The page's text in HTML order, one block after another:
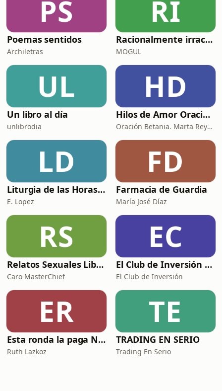
PS
Poemas sentidos
Archiletras
RI
Racionalmente irracional
MOGUL
UL
Un libro al día
unlibrodia
HD
Hilos de Amor Oraciones que sanan el alma. Encuentros íntimos con Dios.
Oración Betania. Marta Reyes y Cristina Martínez
LD
Liturgia de las Horas (España)
E. Lopez
FD
Farmacia de Guardia
María José Díaz
RS
Relatos Sexuales Liberales
Caro MasterChief
EC
El Club de Inversión podcast
El Club de Inversión
ER
Esta ronda la paga Newton
Ruth Lazkoz
TE
TRADING EN SERIO
Trading En Serio